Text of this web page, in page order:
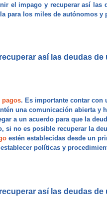
el impago y recuperar así
para los miles de autónomos y
así las deudas de
pagos. Es importante contar con
una comunicación abierta y
a un acuerdo para que la
si no es posible recuperar la
estén establecidas desde un
políticas y
así las deudas de